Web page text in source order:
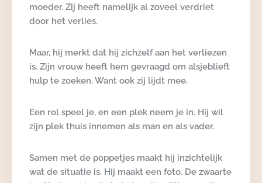
moeder. Zij heeft namelijk al zoveel verdriet
door het verlies.
Maar, hij merkt dat hij zichzelf aan het verliezen
is. Zijn vrouw heeft hem gevraagd om alsjeblieft
hulp te zoeken. Want ook zij lijdt mee.
Een rol speel je, en een plek neem je in. Hij wil
zijn plek thuis innemen als man en als vader.
Samen met de poppetjes maakt hij inzichtelijk
wat de situatie is. Hij maakt een foto. De zwaarte